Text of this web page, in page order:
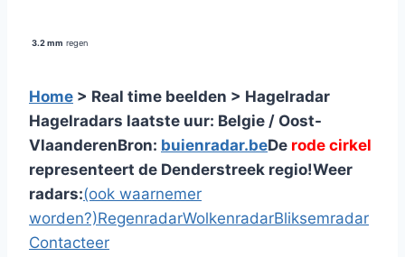
3.2 mm regen
Home > Real time beelden > Hagelradar
Hagelradars laatste uur: Belgie / Oost-
VlaanderenBron: buienradar.beDe rode cirkel
representeert de Denderstreek regio!Weer
radars:(ook waarnemer
worden?)RegenradarWolkenradarBliksemradar
Contacteer